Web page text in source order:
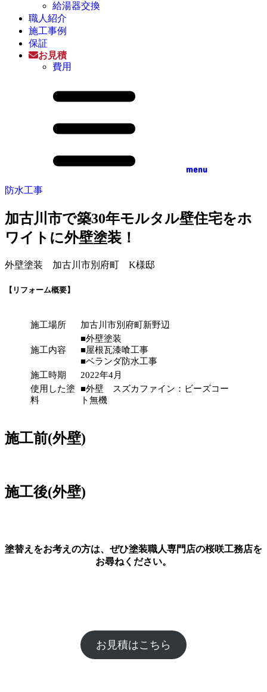
給湯器交換
職人紹介
施工事例
保証
お見積
費用
menu
防水工事
加古川市で築30年モルタル壁住宅をホ
ワイトに外壁塗装！
外壁塗装 加古川市別府町 K様邸
【リフォーム概要】
施工場所 加古川市別府町新野辺
施工内容
■外壁塗装
■屋根瓦漆喰工事
■ベランダ防水工事
施工時期
2022年4月
使用した塗
料
■外壁 スズカファイン：ビーズコー
ト無機
施工前(外壁)
施工後(外壁)
塗替えをお考えの方は、ぜひ塗装職人専門店の桜咲工務店を
お尋ねください。
お見積はこちら